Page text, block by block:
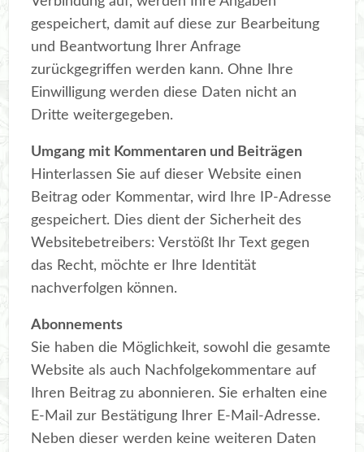
gespeichert, damit auf diese zur Bearbeitung
und Beantwortung Ihrer Anfrage
zurückgegriffen werden kann. Ohne Ihre
Einwilligung werden diese Daten nicht an
Dritte weitergegeben.
Umgang mit Kommentaren und Beiträgen
Hinterlassen Sie auf dieser Website einen
Beitrag oder Kommentar, wird Ihre IP-Adresse
gespeichert. Dies dient der Sicherheit des
Websitebetreibers: Verstößt Ihr Text gegen
das Recht, möchte er Ihre Identität
nachverfolgen können.
Abonnements
Sie haben die Möglichkeit, sowohl die gesamte
Website als auch Nachfolgekommentare auf
Ihren Beitrag zu abonnieren. Sie erhalten eine
E-Mail zur Bestätigung Ihrer E-Mail-Adresse.
Neben dieser werden keine weiteren Daten